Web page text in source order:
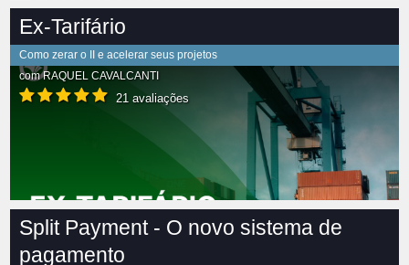
Ex-Tarifário
Como zerar o II e acelerar seus projetos
comRAQUEL CAVALCANTI
21 avaliações
Split Payment - O novo sistema de
pagamento